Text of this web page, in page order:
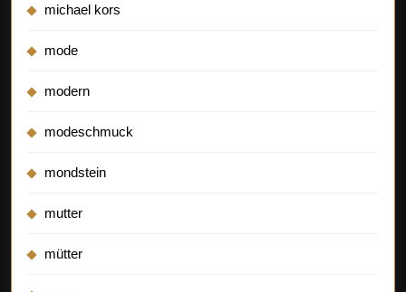
michael kors
mode
modern
modeschmuck
mondstein
mutter
mütter